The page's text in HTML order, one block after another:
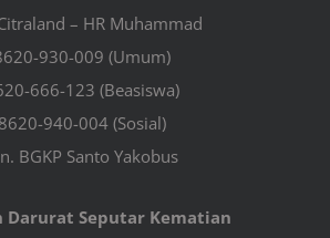
– HR Muhammad
930-009 (Umum)
666-123 (Beasiswa)
8620-940-004 (Sosial)
BGKP Santo Yakobus
Darurat Seputar Kematian